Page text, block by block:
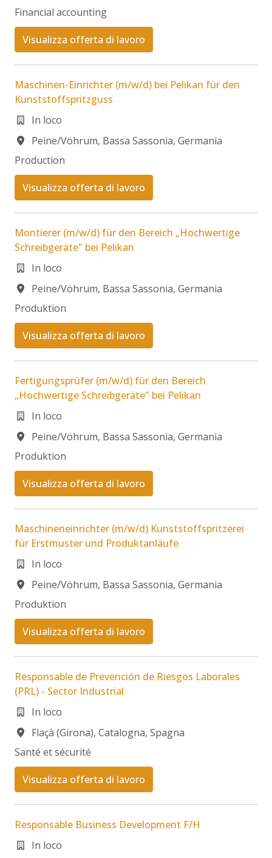
Financial accounting
Visualizza offerta di lavoro
Maschinen-Einrichter (m/w/d) bei Pelikan für den
Kunststoffspritzguss
In loco
Peine/Vöhrum, Bassa Sassonia, Germania
Production
Visualizza offerta di lavoro
Montierer (m/w/d) für den Bereich „Hochwertige
Schreibgeräte" bei Pelikan
In loco
Peine/Vöhrum, Bassa Sassonia, Germania
Produktion
Visualizza offerta di lavoro
Fertigungsprüfer (m/w/d) für den Bereich
„Hochwertige Schreibgeräte" bei Pelikan
In loco
Peine/Vöhrum, Bassa Sassonia, Germania
Produktion
Visualizza offerta di lavoro
Maschineneinrichter (m/w/d) Kunststoffspritzerei
für Erstmuster und Produktanläufe
In loco
Peine/Vöhrum, Bassa Sassonia, Germania
Produktion
Visualizza offerta di lavoro
Responsable de Prevención de Riesgos Laborales
(PRL) - Sector Industrial
In loco
Flaçà (Girona), Catalogna, Spagna
Santé et sécurité
Visualizza offerta di lavoro
Responsable Business Development F/H
In loco